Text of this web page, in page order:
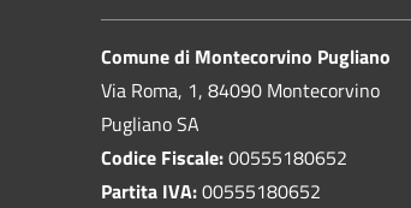
Comune di Montecorvino Pugliano
Via Roma, 1, 84090 Montecorvino
Pugliano SA
Codice Fiscale:00555180652
Partita IVA:00555180652